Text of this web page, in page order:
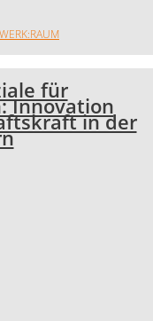
WERK:RAUM
für
Innovation
in der